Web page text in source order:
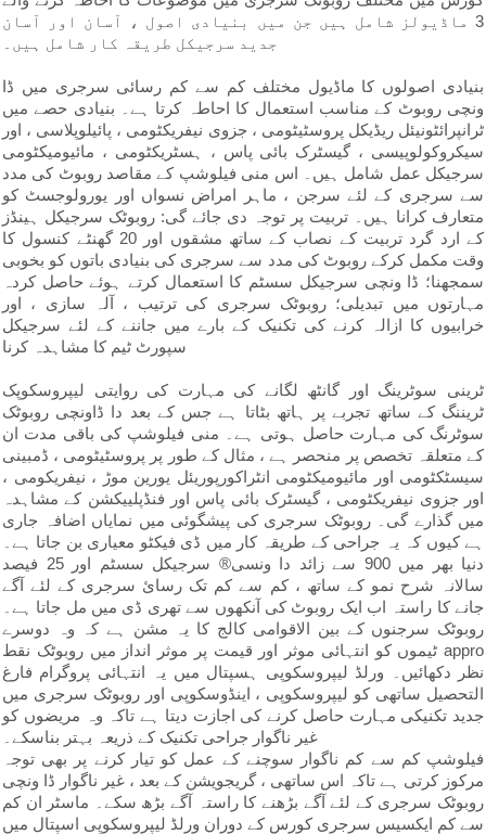
3 ماڈیولز شامل ہیں جن میں بنیادی اصول ، آسان اور آسان
جدید سرجیکل طریقہ کار شامل ہیں۔
بنیادی اصولوں کا ماڈیول مختلف کم سے کم رسائی سرجری میں ڈا
ونچی روبوٹ کے مناسب استعمال کا احاطہ کرتا ہے۔ بنیادی حصے میں
ٹرانپرائٹونیئل ریڈیکل پروسٹیٹومی ، جزوی نیفریکٹومی ، پائیلوپلاسی ، اور
سیکروکولوپیسی ، گیسٹرک بائی پاس ، ہسٹریکٹومی ، مائیومیکٹومی
سرجیکل عمل شامل ہیں۔ اس منی فیلوشپ کے مقاصد روبوٹ کی مدد
سے سرجری کے لئے سرجن ، ماہر امراض نسواں اور یورولوجسٹ کو
متعارف کرانا ہیں۔ تربیت پر توجہ دی جائے گی: روبوٹک سرجیکل ہینڈز
کے ارد گرد تربیت کے نصاب کے ساتھ مشقوں اور 20 گھنٹے کنسول کا
وقت مکمل کرکے روبوٹ کی مدد سے سرجری کی بنیادی باتوں کو بخوبی
سمجھنا؛ ڈا ونچی سرجیکل سسٹم کا استعمال کرتے ہوئے حاصل کردہ
مہارتوں میں تبدیلی؛ روبوٹک سرجری کی ترتیب ، آلہ سازی ، اور
خرابیوں کا ازالہ کرنے کی تکنیک کے بارے میں جاننے کے لئے سرجیکل
سپورٹ ٹیم کا مشاہدہ کرنا
ٹرینی سوٹرینگ اور گانٹھ لگانے کی مہارت کی روایتی لیپروسکوپک
ٹریننگ کے ساتھ تجربے پر ہاتھ بٹاتا ہے جس کے بعد دا ڈاونچی روبوٹک
سوٹرنگ کی مہارت حاصل ہوتی ہے۔ منی فیلوشپ کی باقی مدت ان
کے متعلقہ تخصص پر منحصر ہے ، مثال کے طور پر پروسٹیٹومی ، ڈمبینی
سیسٹکٹومی اور مائیومیکٹومی انٹراکورپوریئل یورین موڑ ، نیفریکومی ،
اور جزوی نیفریکٹومی ، گیسٹرک بائی پاس اور فنڈپلییکشن کے مشاہدہ
میں گذارے گی۔ روبوٹک سرجری کی پیشگوئی میں نمایاں اضافہ جاری
ہے کیوں کہ یہ جراحی کے طریقہ کار میں ڈی فیکٹو معیاری بن جاتا ہے۔
دنیا بھر میں 900 سے زائد دا ونسی® سرجیکل سسٹم اور 25 فیصد
سالانہ شرح نمو کے ساتھ ، کم سے کم تک رسائ سرجری کے لئے آگے
جانے کا راستہ اب ایک روبوٹ کی آنکھوں سے تھری ڈی میں مل جاتا ہے۔
روبوٹک سرجنوں کے بین الاقوامی کالج کا یہ مشن ہے کہ وہ دوسرے
ٹیموں کو انتہائی موثر اور قیمت پر موثر انداز میں روبوٹک نقط appro
نظر دکھائیں۔ ورلڈ لیپروسکوپی ہسپتال میں یہ انتہائی پروگرام فارغ
التحصیل ساتھی کو لیپروسکوپی ، اینڈوسکوپی اور روبوٹک سرجری میں
جدید تکنیکی مہارت حاصل کرنے کی اجازت دیتا ہے تاکہ وہ مریضوں کو
غیر ناگوار جراحی تکنیک کے ذریعہ بہتر بناسکے۔
فیلوشپ کم سے کم ناگوار سوچنے کے عمل کو تیار کرنے پر بھی توجہ
مرکوز کرتی ہے تاکہ اس ساتھی ، گریجویشن کے بعد ، غیر ناگوار ڈا ونچی
روبوٹک سرجری کے لئے آگے بڑھنے کا راستہ آگے بڑھ سکے۔ ماسٹر ان کم
سے کم ایکسیس سرجری کورس کے دوران ورلڈ لیپروسکوپی اسپتال میں